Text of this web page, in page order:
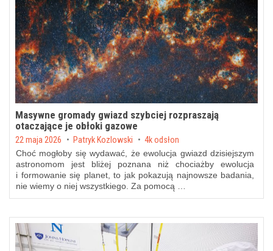
Masywne gromady gwiazd szybciej rozpraszają
otaczające je obłoki gazowe
Posted on
22 maja 2026 by Patryk Kozlowski 4k odsłon
Choć mogłoby się wydawać, że ewolucja gwiazd dzisiejszym
astronomom jest bliżej poznana niż chociażby ewolucja
i formowanie się planet, to jak pokazują najnowsze badania,
nie wiemy o niej wszystkiego. Za pomocą …